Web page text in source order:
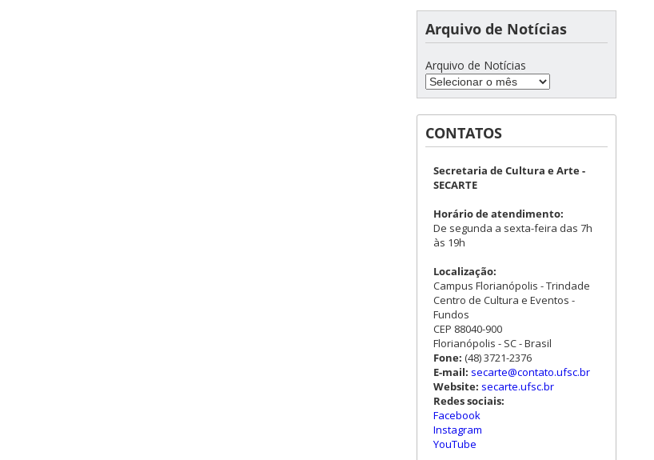
Arquivo de Notícias
Arquivo de Notícias
CONTATOS
Secretaria de Cultura e Arte -
SECARTE
Horário de atendimento:
De segunda a sexta-feira das 7h
às 19h
Localização:
Campus Florianópolis - Trindade
Centro de Cultura e Eventos -
Fundos
CEP 88040-900
Florianópolis - SC - Brasil
Fone: (48) 3721-2376
E-mail: secarte@contato.ufsc.br
Website: secarte.ufsc.br
Redes sociais:
Facebook
Instagram
YouTube